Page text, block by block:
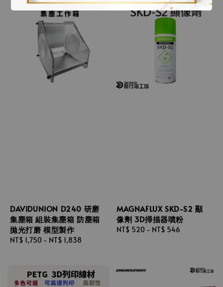
DAVIDUNION D240 研磨
集塵箱 組裝集塵箱 防塵箱
拋光打磨 模型製作
Regular
NT$ 1,750 - NT$ 1,838
MAGNAFLUX SKD-S2 顯
像劑 3D掃描器噴粉
Regular
NT$ 520 - NT$ 546